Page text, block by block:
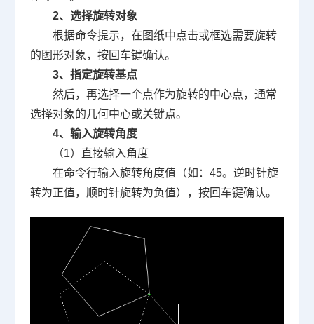
2、选择旋转对象
根据命令提示，在图纸中点击或框选需要旋转
的图形对象，按回车键确认。
3、指定旋转基点
然后，再选择一个点作为旋转的中心点，通常
选择对象的几何中心或关键点。
4、输入旋转角度
（1）直接输入角度
在命令行输入旋转角度值（如：45。逆时针旋
转为正值，顺时针旋转为负值），按回车键确认。